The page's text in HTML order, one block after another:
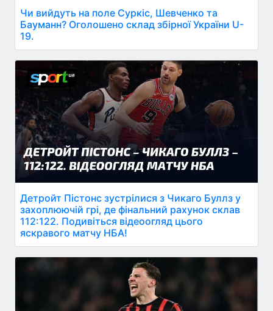
Чи вийдуть на поле Суркіс, Шевченко та
Бауманн? Оголошено склад збірної України U-
19.
Детройт Пістонс зустрілися з Чикаго Буллз у
захоплюючій грі, де фінальний рахунок склав
112:122. Подивіться відеоогляд цього
яскравого матчу НБА!